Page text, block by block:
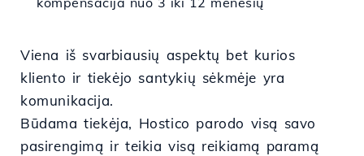
Viena iš svarbiausių aspektų bet kurios
kliento ir tiekėjo santykių sėkmėje yra
komunikacija.
Būdama tiekėja, Hostico parodo visą savo
pasirengimą ir teikia visą reikiamą paramą